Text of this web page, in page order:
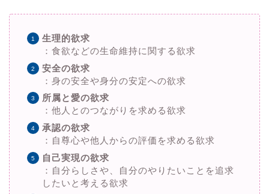
生理的欲求
：食欲などの生命維持に関する欲求
安全の欲求
：身の安全や身分の安定への欲求
所属と愛の欲求
：他人とのつながりを求める欲求
承認の欲求
：自尊心や他人からの評価を求める欲求
自己実現の欲求
：自分らしさや、自分のやりたいことを追求
したいと考える欲求